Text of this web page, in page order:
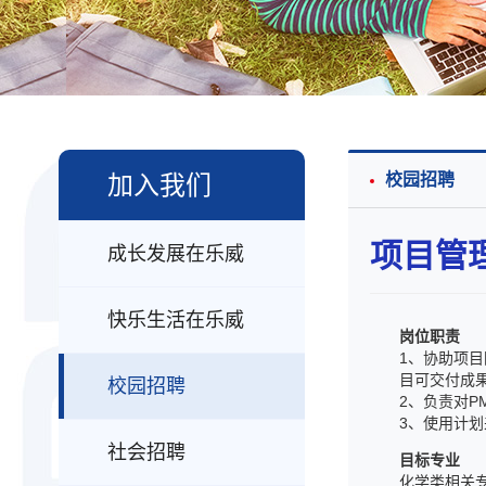
加入我们
成长发展在乐威
快乐生活在乐威
校园招聘
社会招聘
校园招聘
项目管
岗位职责
1、协助项
目可交付成
2、负责对
3、使用计
目标专业
化学类相关